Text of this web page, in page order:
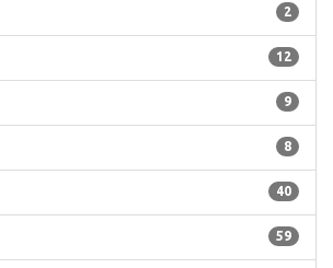
2
12
9
8
40
59